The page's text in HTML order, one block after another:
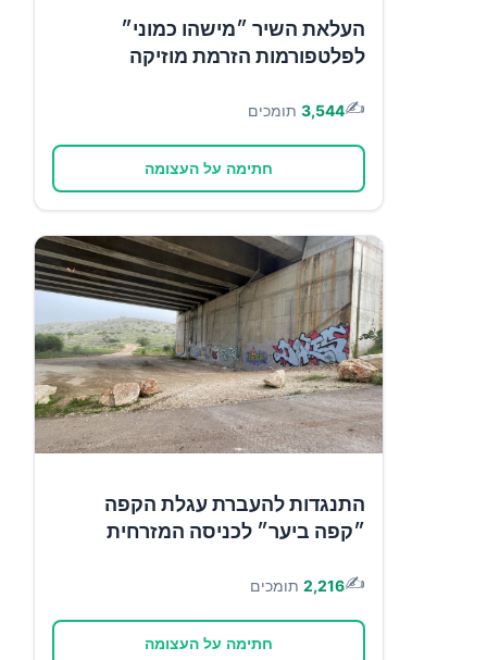
העלאת השיר ״מישהו כמוני״
לפלטפורמות הזרמת מוזיקה
✍️
3,544 תומכים
חתימה על העצומה
התנגדות להעברת עגלת הקפה
״קפה ביער״ לכניסה המזרחית
✍️
2,216 תומכים
חתימה על העצומה